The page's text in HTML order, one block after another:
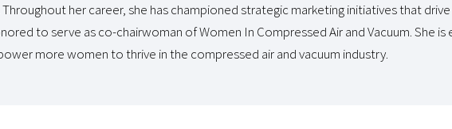
her career, she has championed strategic marketing initiatives that
to serve as co-chairwoman of Women In Compressed Air and Vacuum. She
more women to thrive in the compressed air and vacuum industry.